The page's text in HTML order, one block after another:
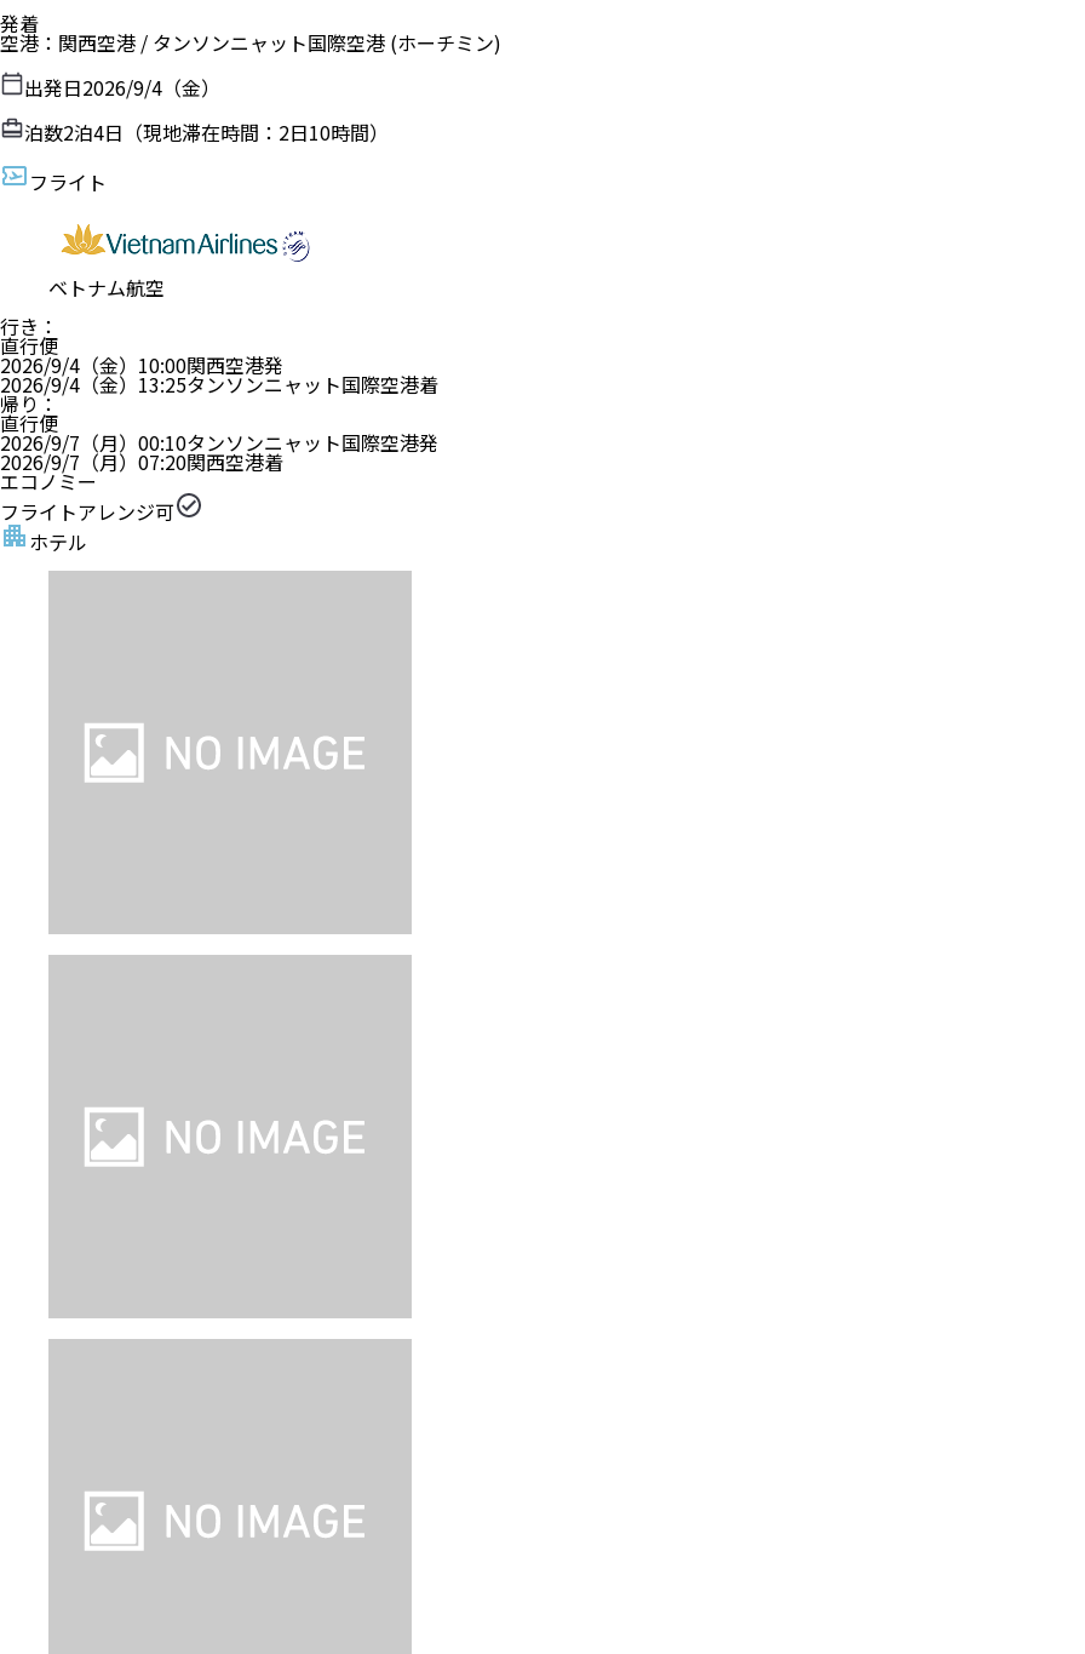
発着
空港 ： 関西空港 / タンソンニャット国際空港 (ホーチミン)
出発日2026/9/4（金）
泊数2泊4日（現地滞在時間： 2日10時間）
フライト
ベトナム航空
行き ：
直行便
2026/9/4（金） 10:00関西空港発
2026/9/4（金） 13:25タンソンニャット国際空港着
帰り ：
直行便
2026/9/7（月） 00:10タンソンニャット国際空港発
2026/9/7（月） 07:20関西空港着
エコノミー
フライトアレンジ可
ホテル